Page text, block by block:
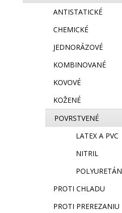
ANTISTATICKÉ
CHEMICKÉ
JEDNORÁZOVÉ
KOMBINOVANÉ
KOVOVÉ
KOŽENÉ
POVRSTVENÉ
LATEX A PVC
NITRIL
POLYURETÁN
PROTI CHLADU
PROTI PREREZANIU